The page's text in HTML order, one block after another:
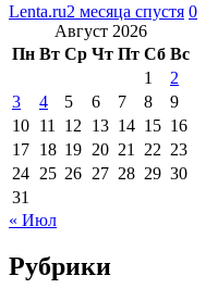
Lenta.ru2 месяца спустя 0
Август 2026
Пн Вт Ср Чт Пт Сб Вс
1
2
3
4 5 6 7 8
9
10 11 12 13 14 15 16
17 18 19 20 21 22 23
24 25 26 27 28 29 30
31
« Июл
Рубрики